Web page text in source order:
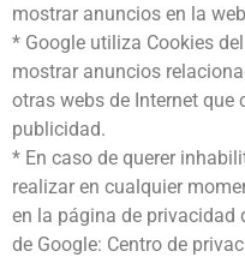
mostrar anuncios en la
* Google utiliza Cookies
mostrar anuncios
otras webs de Internet
publicidad.
* En caso de querer
realizar en cualquier
en la página de privacidad
de Google: Centro de